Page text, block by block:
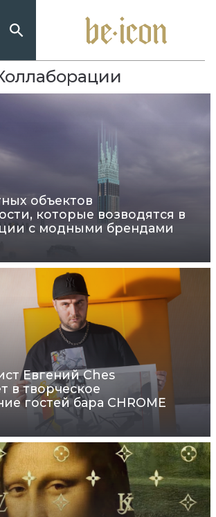
объектов
которые возводятся в
с модными брендами
Евгений Сhes
в творческое
гостей бара CHROME